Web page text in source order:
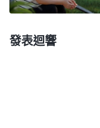
恨惡你自己嗎？你
安，有喜樂，得
人嗎？看見救恩
發表迴響